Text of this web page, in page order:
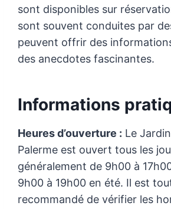
sont disponibles sur
sont souvent conduites par
peuvent offrir des
des anecdotes fascinantes.
Informations
Heures d’ouverture : Le
Palerme est ouvert tous les
généralement de 9h00 à
9h00 à 19h00 en été. Il est
recommandé de vérifier les